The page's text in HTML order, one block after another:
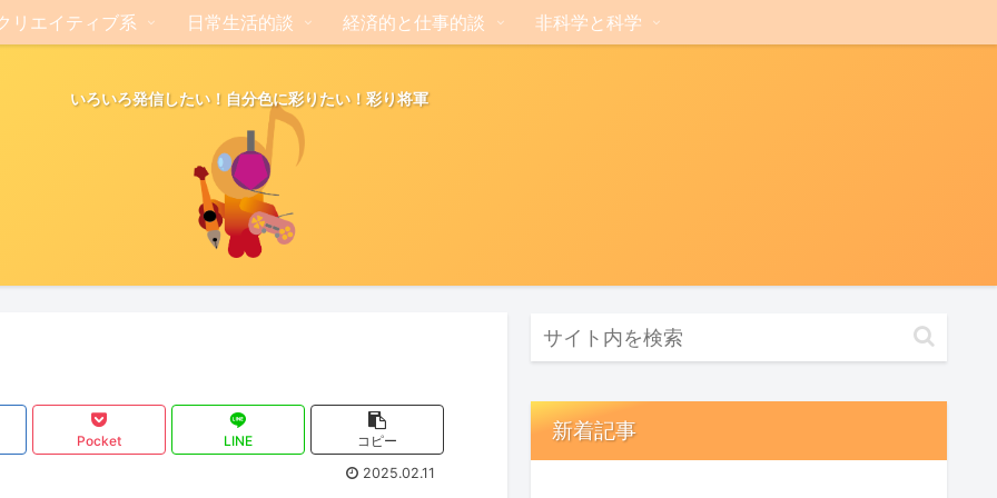
いろいろ発信したい！自分色に彩りたい！彩り将軍
リエイティブ系 日常生活的談 経済的と仕事的談 非科学と科学
Pocket LINE
コピー
2025.02.11
新着記事